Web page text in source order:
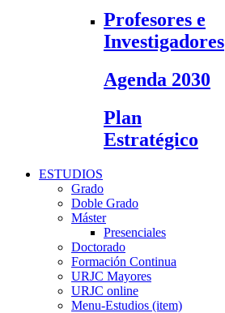
Profesores e
Investigadores
Agenda 2030
Plan
Estratégico
ESTUDIOS
Grado
Doble Grado
Máster
Presenciales
Doctorado
Formación Continua
URJC Mayores
URJC online
Menu-Estudios (item)